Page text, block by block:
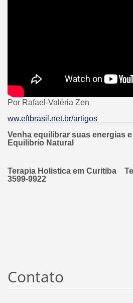
Por Rafael-Valéria Zen
ww.eftbrasil.net.br/artigos
Venha equilibrar suas energias
Equilibrio Natural
Terapia Holistica em Curitiba
3599-9922
Contato